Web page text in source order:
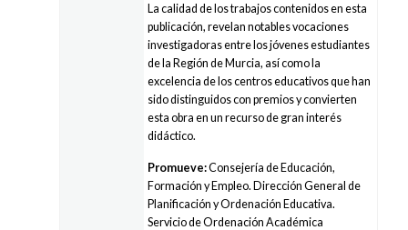
La calidad de los trabajos contenidos en esta
publicación, revelan notables vocaciones
investigadoras entre los jóvenes estudiantes
de la Región de Murcia, así como la
excelencia de los centros educativos que han
sido distinguidos con premios y convierten
esta obra en un recurso de gran interés
didáctico.
Promueve:Consejería de Educación,
Formación y Empleo. Dirección General de
Planificación y Ordenación Educativa.
Servicio de Ordenación Académica